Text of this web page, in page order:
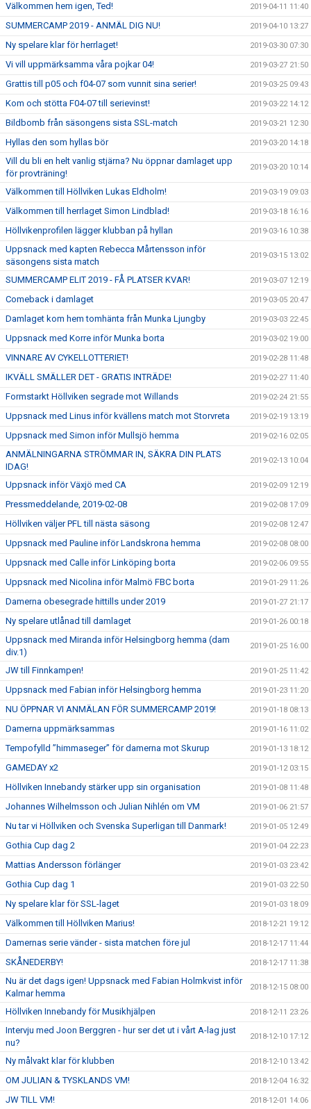
Välkommen hem igen, Ted! 2019-04-11 11:40
SUMMERCAMP 2019 - ANMÄL DIG NU! 2019-04-10 13:27
Ny spelare klar för herrlaget! 2019-03-30 07:30
Vi vill uppmärksamma våra pojkar 04! 2019-03-27 21:50
Grattis till p05 och f04-07 som vunnit sina serier! 2019-03-25 09:43
Kom och stötta F04-07 till serievinst! 2019-03-22 14:12
Bildbomb från säsongens sista SSL-match 2019-03-21 12:30
Hyllas den som hyllas bör 2019-03-20 14:18
Vill du bli en helt vanlig stjärna? Nu öppnar damlaget upp
för provträning!
2019-03-20 10:14
Välkommen till Höllviken Lukas Eldholm! 2019-03-19 09:03
Välkommen till herrlaget Simon Lindblad! 2019-03-18 16:16
Höllvikenprofilen lägger klubban på hyllan 2019-03-16 10:38
Uppsnack med kapten Rebecca Mårtensson inför
säsongens sista match
2019-03-15 13:02
SUMMERCAMP ELIT 2019 - FÅ PLATSER KVAR! 2019-03-07 12:19
Comeback i damlaget 2019-03-05 20:47
Damlaget kom hem tomhänta från Munka Ljungby 2019-03-03 22:45
Uppsnack med Korre inför Munka borta 2019-03-02 19:00
VINNARE AV CYKELLOTTERIET! 2019-02-28 11:48
IKVÄLL SMÄLLER DET - GRATIS INTRÄDE! 2019-02-27 11:40
Formstarkt Höllviken segrade mot Willands 2019-02-24 21:55
Uppsnack med Linus inför kvällens match mot Storvreta 2019-02-19 13:19
Uppsnack med Simon inför Mullsjö hemma 2019-02-16 02:05
ANMÄLNINGARNA STRÖMMAR IN, SÄKRA DIN PLATS
IDAG!
2019-02-13 10:04
Uppsnack inför Växjö med CA 2019-02-09 12:19
Pressmeddelande, 2019-02-08 2019-02-08 17:09
Höllviken väljer PFL till nästa säsong 2019-02-08 12:47
Uppsnack med Pauline inför Landskrona hemma 2019-02-08 08:00
Uppsnack med Calle inför Linköping borta 2019-02-06 09:55
Uppsnack med Nicolina inför Malmö FBC borta 2019-01-29 11:26
Damerna obesegrade hittills under 2019 2019-01-27 21:17
Ny spelare utlånad till damlaget 2019-01-26 00:18
Uppsnack med Miranda inför Helsingborg hemma (dam
div.1)
2019-01-25 16:00
JW till Finnkampen! 2019-01-25 11:42
Uppsnack med Fabian inför Helsingborg hemma 2019-01-23 11:20
NU ÖPPNAR VI ANMÄLAN FÖR SUMMERCAMP 2019! 2019-01-18 08:13
Damerna uppmärksammas 2019-01-16 11:02
Tempofylld ”himmaseger” för damerna mot Skurup 2019-01-13 18:12
GAMEDAY x2 2019-01-12 03:15
Höllviken Innebandy stärker upp sin organisation 2019-01-08 11:48
Johannes Wilhelmsson och Julian Nihlén om VM 2019-01-06 21:57
Nu tar vi Höllviken och Svenska Superligan till Danmark! 2019-01-05 12:49
Gothia Cup dag 2 2019-01-04 22:23
Mattias Andersson förlänger 2019-01-03 23:42
Gothia Cup dag 1 2019-01-03 22:50
Ny spelare klar för SSL-laget 2019-01-03 18:09
Välkommen till Höllviken Marius! 2018-12-21 19:12
Damernas serie vänder - sista matchen före jul 2018-12-17 11:44
SKÅNEDERBY! 2018-12-17 11:38
Nu är det dags igen! Uppsnack med Fabian Holmkvist inför
Kalmar hemma
2018-12-15 08:00
Höllviken Innebandy för Musikhjälpen 2018-12-11 23:26
Intervju med Joon Berggren - hur ser det ut i vårt A-lag just
nu?
2018-12-10 17:12
Ny målvakt klar för klubben 2018-12-10 13:42
OM JULIAN & TYSKLANDS VM! 2018-12-04 16:32
JW TILL VM! 2018-12-01 14:06